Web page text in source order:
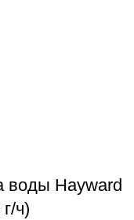
воды Hayward
ч)